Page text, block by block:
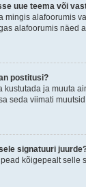
uue teema või
mingis alafoorumis
alafoorumis näed
postitusi?
kustutada ja muuta
seda viimati
signatuuri
kõigepealt